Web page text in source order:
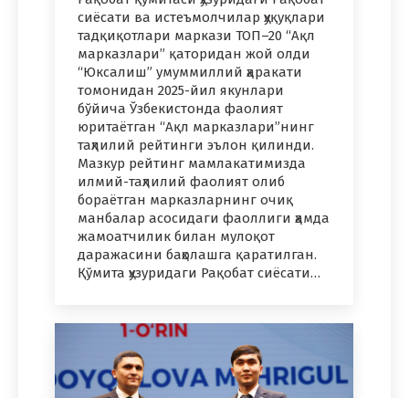
сиёсати ва истеъмолчилар ҳуқуқлари
тадқиқотлари маркази ТОП–20 “Ақл
марказлари” қаторидан жой олди
“Юксалиш” умуммиллий ҳаракати
томонидан 2025-йил якунлари
бўйича Ўзбекистонда фаолият
юритаётган “Ақл марказлари”нинг
таҳлилий рейтинги эълон қилинди.
Мазкур рейтинг мамлакатимизда
илмий-таҳлилий фаолият олиб
бораётган марказларнинг очиқ
манбалар асосидаги фаоллиги ҳамда
жамоатчилик билан мулоқот
даражасини баҳолашга қаратилган.
Қўмита ҳузуридаги Рақобат сиёсати…